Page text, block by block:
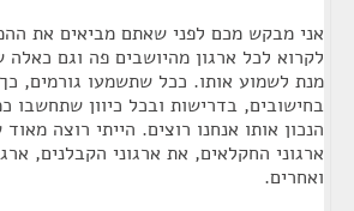
אני מבקש מכם לפני שאתם מביאים את
לקרוא לכל ארגון מהיושבים פה וגם
מנת לשמוע אותו. ככל שתשמעו גורמים,
בחישובים, בדרישות ובכל כיוון שתחשבו
הנכון אותו אנחנו רוצים. הייתי רוצה
ארגוני החקלאים, את ארגוני הקבלנים,
ואחרים.